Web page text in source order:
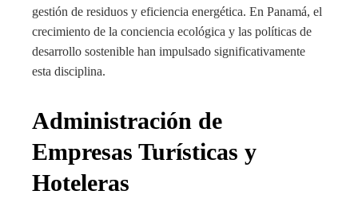
gestión de residuos y eficiencia energética. En Panamá, el
crecimiento de la conciencia ecológica y las políticas de
desarrollo sostenible han impulsado significativamente
esta disciplina.
Administración de
Empresas Turísticas y
Hoteleras